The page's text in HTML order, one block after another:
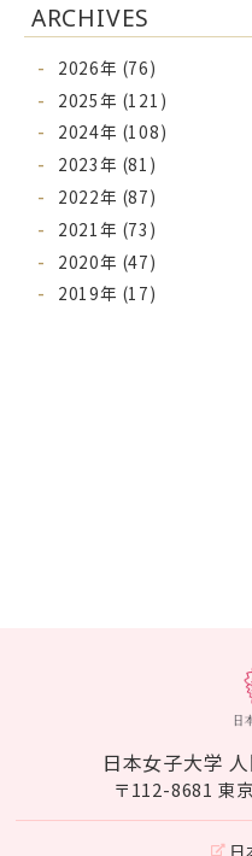
ARCHIVES
2026年 (76)
2025年 (121)
2024年 (108)
2023年 (81)
2022年 (87)
2021年 (73)
2020年 (47)
2019年 (17)
日本女子大学
〒112-8681 東
日